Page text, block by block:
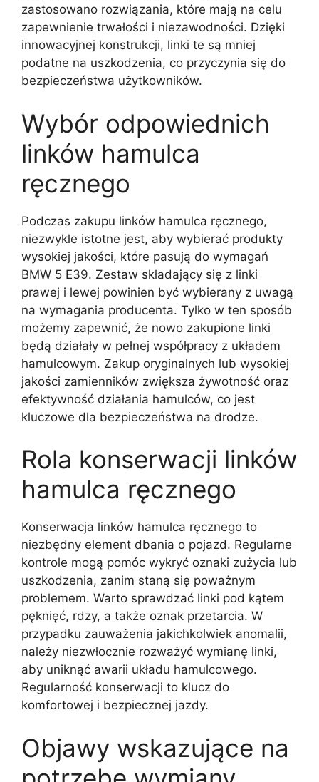
zastosowano rozwiązania, które mają na celu
zapewnienie trwałości i niezawodności. Dzięki
innowacyjnej konstrukcji, linki te są mniej
podatne na uszkodzenia, co przyczynia się do
bezpieczeństwa użytkowników.
Wybór odpowiednich
linków hamulca
ręcznego
Podczas zakupu linków hamulca ręcznego,
niezwykle istotne jest, aby wybierać produkty
wysokiej jakości, które pasują do wymagań
BMW 5 E39. Zestaw składający się z linki
prawej i lewej powinien być wybierany z uwagą
na wymagania producenta. Tylko w ten sposób
możemy zapewnić, że nowo zakupione linki
będą działały w pełnej współpracy z układem
hamulcowym. Zakup oryginalnych lub wysokiej
jakości zamienników zwiększa żywotność oraz
efektywność działania hamulców, co jest
kluczowe dla bezpieczeństwa na drodze.
Rola konserwacji linków
hamulca ręcznego
Konserwacja linków hamulca ręcznego to
niezbędny element dbania o pojazd. Regularne
kontrole mogą pomóc wykryć oznaki zużycia lub
uszkodzenia, zanim staną się poważnym
problemem. Warto sprawdzać linki pod kątem
pęknięć, rdzy, a także oznak przetarcia. W
przypadku zauważenia jakichkolwiek anomalii,
należy niezwłocznie rozważyć wymianę linki,
aby uniknąć awarii układu hamulcowego.
Regularność konserwacji to klucz do
komfortowej i bezpiecznej jazdy.
Objawy wskazujące na